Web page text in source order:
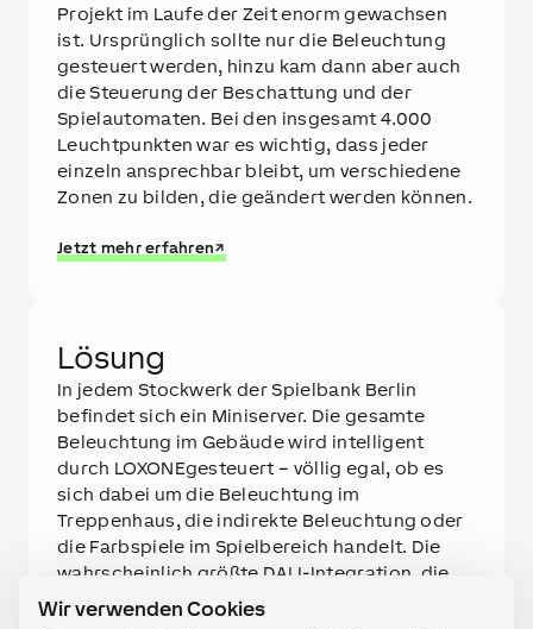
Wir verwenden Cookies
Projekt im Laufe der Zeit enorm gewachsen
ist. Ursprünglich sollte nur die Beleuchtung
gesteuert werden, hinzu kam dann aber auch
die Steuerung der Beschattung und der
Spielautomaten. Bei den insgesamt 4.000
Leuchtpunkten war es wichtig, dass jeder
einzeln ansprechbar bleibt, um verschiedene
Zonen zu bilden, die geändert werden können.
Jetzt mehr erfahren↗
Lösung
In jedem Stockwerk der Spielbank Berlin
befindet sich ein Miniserver. Die gesamte
Beleuchtung im Gebäude wird intelligent
durch LOXONEgesteuert – völlig egal, ob es
sich dabei um die Beleuchtung im
Treppenhaus, die indirekte Beleuchtung oder
die Farbspiele im Spielbereich handelt. Die
wahrscheinlich größte DALI-Integration, die
bisher mit LOXONE realisiert wurde, steuert